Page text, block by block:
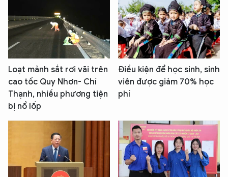
Loạt mảnh sắt rơi vãi trên
cao tốc Quy Nhơn- Chí
Thạnh, nhiều phương tiện
bị nổ lốp
Điều kiện để học sinh, sinh
viên được giảm 70% học
phí